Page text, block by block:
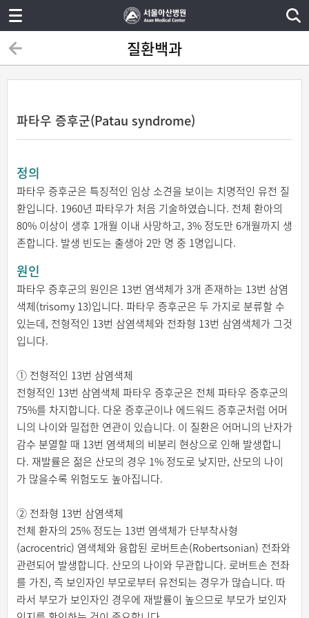
질환백과
파타우 증후군(Patau syndrome)
정의
파타우 증후군은 특징적인 임상 소견을 보이는 치명적인 유전 질
환입니다. 1960년 파타우가 처음 기술하였습니다. 전체 환아의
80% 이상이 생후 1개월 이내 사망하고, 3% 정도만 6개월까지 생
존합니다. 발생 빈도는 출생아 2만 명 중 1명입니다.
원인
파타우 증후군의 원인은 13번 염색체가 3개 존재하는 13번 삼염
색체(trisomy 13)입니다. 파타우 증후군은 두 가지로 분류할 수
있는데, 전형적인 13번 삼염색체와 전좌형 13번 삼염색체가 그것
입니다.
① 전형적인 13번 삼염색체
전형적인 13번 삼염색체 파타우 증후군은 전체 파타우 증후군의
75%를 차지합니다. 다운 증후군이나 에드워드 증후군처럼 어머
니의 나이와 밀접한 연관이 있습니다. 이 질환은 어머니의 난자가
감수 분열할 때 13번 염색체의 비분리 현상으로 인해 발생합니
다. 재발률은 젊은 산모의 경우 1% 정도로 낮지만, 산모의 나이
가 많을수록 위험도도 높아집니다.
② 전좌형 13번 삼염색체
전체 환자의 25% 정도는 13번 염색체가 단부착사형
(acrocentric) 염색체와 융합된 로버트손(Robertsonian) 전좌와
관련되어 발생합니다. 산모의 나이와 무관합니다. 로버트손 전좌
를 가진, 즉 보인자인 부모로부터 유전되는 경우가 많습니다. 따
라서 부모가 보인자인 경우에 재발률이 높으므로 부모가 보인자